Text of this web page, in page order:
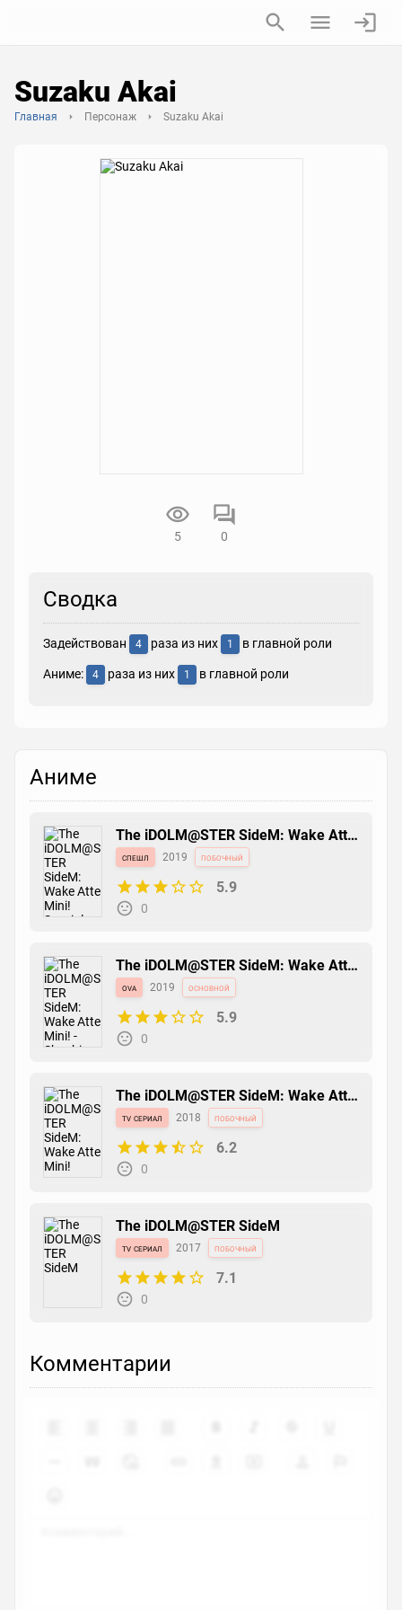
Suzaku Akai
Главная Персонаж Suzaku Akai
5 0
Сводка
Задействован 4 раза из них 1 в главной роли
Аниме: 4 раза из них 1 в главной роли
Аниме
The iDOLM@STER SideM: Wake Atte
Mini! Specials
спешл 2019 побочный
5.9
0
The iDOLM@STER SideM: Wake Atte
Mini! - Shoshi Kantetsu Daisouji!
ova 2019 основной
5.9
0
The iDOLM@STER SideM: Wake Atte
Mini!
tv сериал 2018 побочный
6.2
0
The iDOLM@STER SideM
tv сериал 2017 побочный
7.1
0
Комментарии